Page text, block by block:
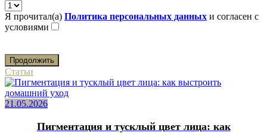
Я прочитал(а) Политика персональных данных и согласен с
условиями
Продолжить
Статьи
21.05.2026
Пигментация и тусклый цвет лица: как